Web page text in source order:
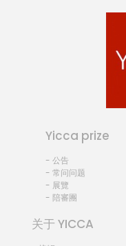
Yicca prize
- 公告
- 常问问题
- 展覽
- 陪審團
关于 YICCA